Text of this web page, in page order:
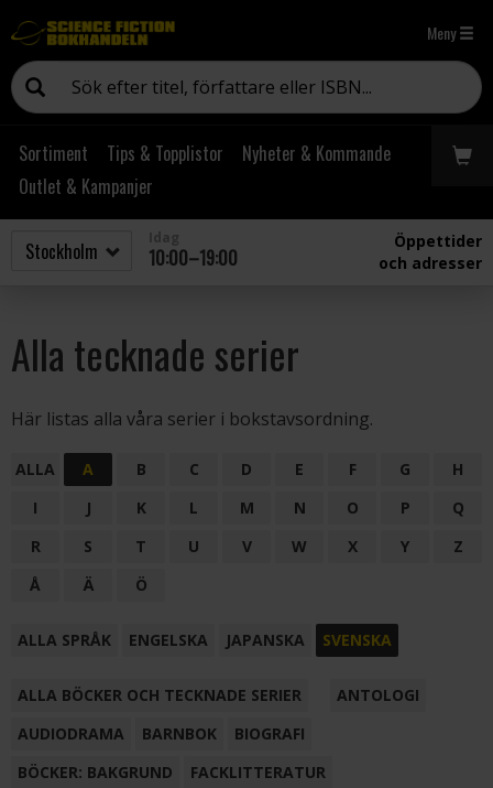
Meny
Sortiment Tips & Topplistor
Nyheter & Kommande
Outlet & Kampanjer
10:00–19:00
Öppettider
och adresser
Alla tecknade serier
Här listas alla våra serier i bokstavsordning.
ALLA A B C D E F G
H
I
J K L M N O P
Q
R
S T U V W X Y
Z
Å
Ä Ö
ALLA SPRÅK ENGELSKA JAPANSKA SVENSKA
ALLA BÖCKER OCH TECKNADE SERIER
ANTOLOGI
AUDIODRAMA
BARNBOK
BIOGRAFI
BÖCKER: BAKGRUND
FACKLITTERATUR